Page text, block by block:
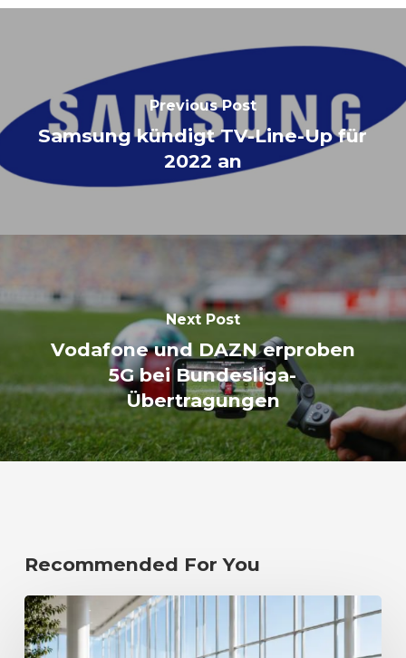
Previous Post
Samsung kündigt TV-Line-Up für
2022 an
Next Post
Vodafone und DAZN erproben
5G bei Bundesliga-
Übertragungen
Recommended For You